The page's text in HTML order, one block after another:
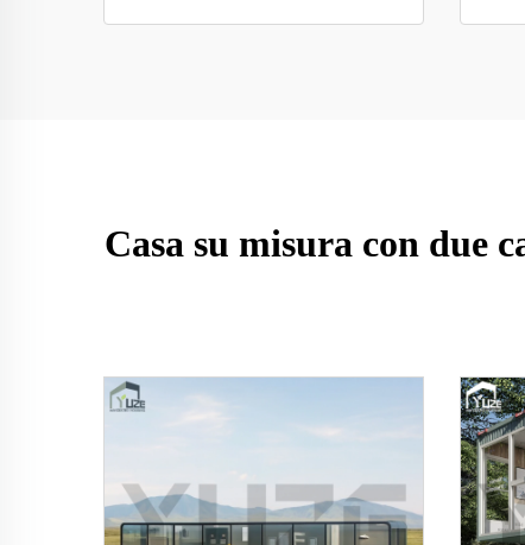
Casa su misura con due